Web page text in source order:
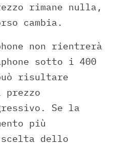
rimane nulla,
cambia.
non rientrerà
sotto i 400
risultare
Se la
più
dello